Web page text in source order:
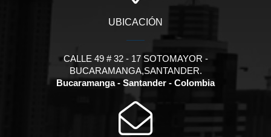
UBICACIÓN
CALLE 49 # 32 - 17 SOTOMAYOR -
BUCARAMANGA,SANTANDER.
Bucaramanga - Santander - Colombia